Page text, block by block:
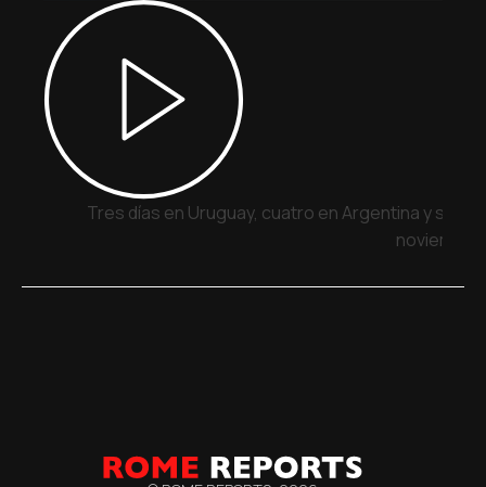
Tres días en Uruguay, cuatro en Argentina y
noviembre